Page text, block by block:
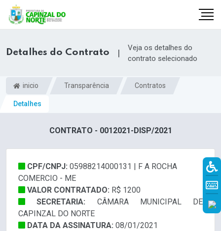
Detalhes do Contrato |
Veja os detalhes do
contrato selecionado
inicio Transparência Contratos
Detalhes
CONTRATO - 0012021-DISP/2021
CPF/CNPJ: 05988214000131 | F A ROCHA
COMERCIO - ME
VALOR CONTRATADO: R$ 1200
SECRETARIA: CÂMARA MUNICIPAL DE
CAPINZAL DO NORTE
DATA DA ASSINATURA: 08/01/2021